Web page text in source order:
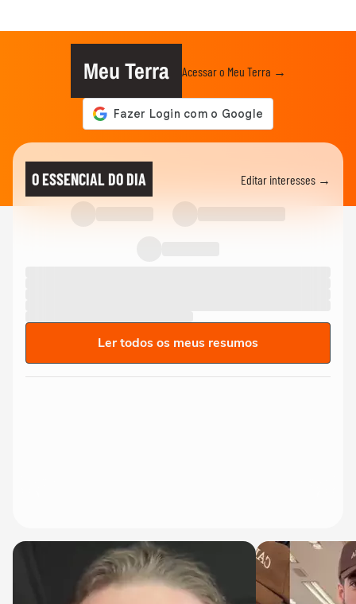
Meu Terra Acessar o Meu Terra →
O ESSENCIAL DO DIA Editar interesses →
Ler todos os meus resumos